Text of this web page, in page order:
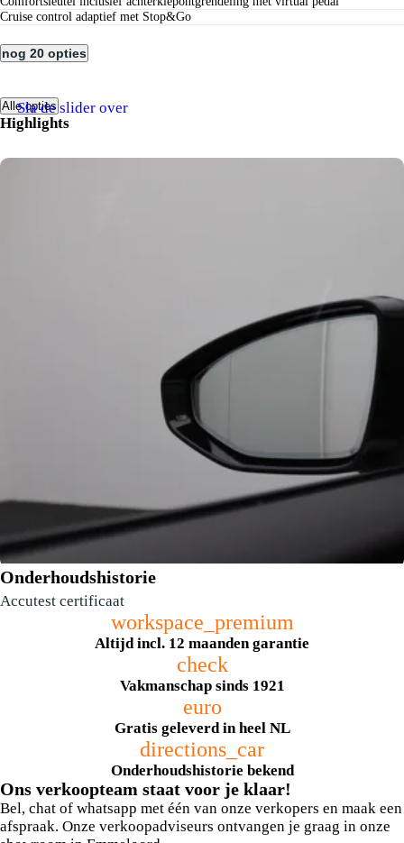
cruise control adaptief met Stop&Go
nog 20 opties
Alle opties
Highlights
Sla de slider over
dodehoek detectie
Onderhoudshistorie
Accutest certificaat
workspace_premium
Altijd incl. 12 maanden garantie
check
Vakmanschap sinds 1921
euro
Gratis geleverd in heel NL
directions_car
Onderhoudshistorie bekend
Ons verkoopteam staat voor je klaar!
Bel, chat of whatsapp met één van onze verkopers en maak een
afspraak. Onze verkoopadviseurs ontvangen je graag in onze